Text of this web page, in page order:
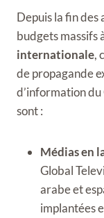
Depuis la fin des
budgets massifs
internationale,
de propagande
d’information du
sont :
Médias en
Global
arabe et
implantées